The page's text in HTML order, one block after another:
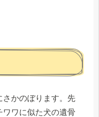
さかのぼります。先
ワに似た犬の遺骨